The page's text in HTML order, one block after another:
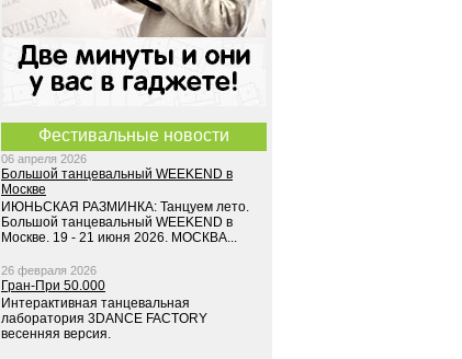
Фестивальные новости
06 апреля 2026
Большой танцевальный WEEKEND в
Москве
ИЮНЬСКАЯ РАЗМИНКА: Танцуем лето.
Большой танцевальный WEEKEND в
Москве. 19 - 21 июня 2026. МОСКВА...
26 февраля 2026
Гран-При 50.000
Интерактивная танцевальная
лаборатория 3DANCE FACTORY
весенняя версия.